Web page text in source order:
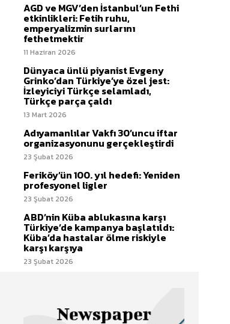
AGD ve MGV’den İstanbul’un Fethi
etkinlikleri: Fetih ruhu,
emperyalizmin surlarını
fethetmektir
11 Haziran 2026
Dünyaca ünlü piyanist Evgeny
Grinko’dan Türkiye’ye özel jest:
İzleyiciyi Türkçe selamladı,
Türkçe parça çaldı
13 Mart 2026
Adıyamanlılar Vakfı 30’uncu iftar
organizasyonunu gerçekleştirdi
23 Şubat 2026
Feriköy’ün 100. yıl hedefi: Yeniden
profesyonel ligler
23 Şubat 2026
ABD’nin Küba ablukasına karşı
Türkiye’de kampanya başlatıldı:
Küba’da hastalar ölme riskiyle
karşı karşıya
23 Şubat 2026